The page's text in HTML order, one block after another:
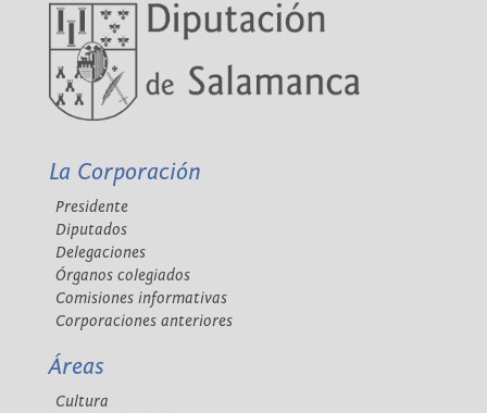
La Corporación
Presidente
Diputados
Delegaciones
Órganos colegiados
Comisiones informativas
Corporaciones anteriores
Áreas
Cultura